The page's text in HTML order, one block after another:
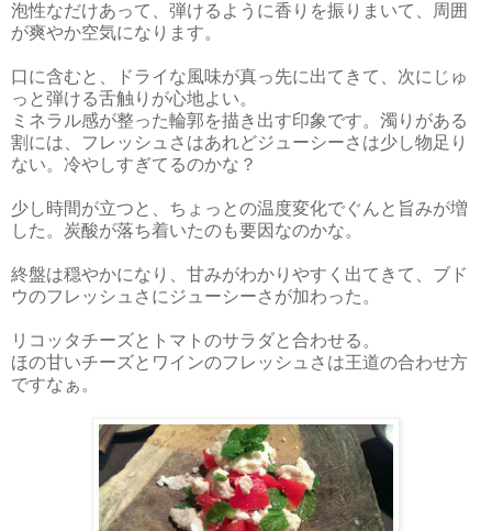
泡性なだけあって、弾けるように香りを振りまいて、周囲
が爽やか空気になります。
口に含むと、ドライな風味が真っ先に出てきて、次にじゅ
っと弾ける舌触りが心地よい。
ミネラル感が整った輪郭を描き出す印象です。濁りがある
割には、フレッシュさはあれどジューシーさは少し物足り
ない。冷やしすぎてるのかな？
少し時間が立つと、ちょっとの温度変化でぐんと旨みが増
した。炭酸が落ち着いたのも要因なのかな。
終盤は穏やかになり、甘みがわかりやすく出てきて、ブド
ウのフレッシュさにジューシーさが加わった。
リコッタチーズとトマトのサラダと合わせる。
ほの甘いチーズとワインのフレッシュさは王道の合わせ方
ですなぁ。